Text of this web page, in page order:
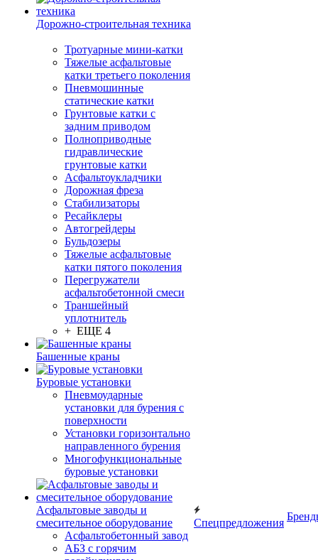
Дорожно-строительная техника
Тротуарные мини-катки
Тяжелые асфальтовые
катки третьего поколения
Пневмошинные
статические катки
Грунтовые катки с
задним приводом
Полноприводные
гидравлические
грунтовые катки
Асфальтоукладчики
Дорожная фреза
Стабилизаторы
Ресайклеры
Автогрейдеры
Бульдозеры
Тяжелые асфальтовые
катки пятого поколения
Перегружатели
асфальтобетонной смеси
Траншейный
уплотнитель
+ ЕЩЕ 4
Башенные краны
Буровые установки
Пневмоударные
установки для бурения с
поверхности
Установки горизонтально
направленного бурения
Многофункциональные
буровые установки
Асфальтовые заводы и
смесительное оборудование
Асфальтобетонный завод
АБЗ с горячим
Спецпредложения